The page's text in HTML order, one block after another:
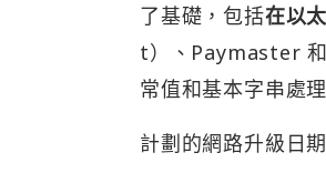
了基礎，包括在以
t）、Paymaster
常值和基本字串處理
計劃的網路升級日期